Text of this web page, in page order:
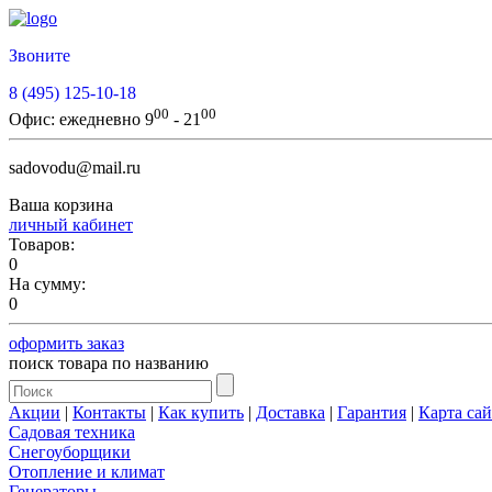
Звоните
8 (495) 125-10-18
Офис: ежедневно 900 - 21 00
sadovodu@mail.ru
Ваша корзина
личный кабинет
Товаров:
0
На сумму:
0
оформить заказ
поиск товара по названию
Акции | Контакты | Как купить | Доставка | Гарантия | Карта
Садовая техника
Снегоуборщики
Отопление и климат